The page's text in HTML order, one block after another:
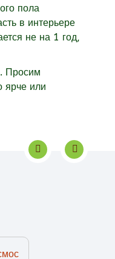
пола
в интерьере
не на 1 год,
Просим
ярче или